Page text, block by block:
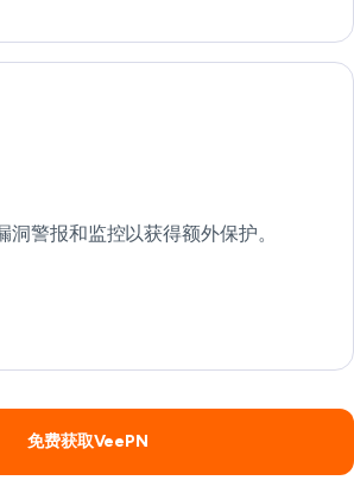
洞警报和监控以获得额外保护。
免费获取VeePN